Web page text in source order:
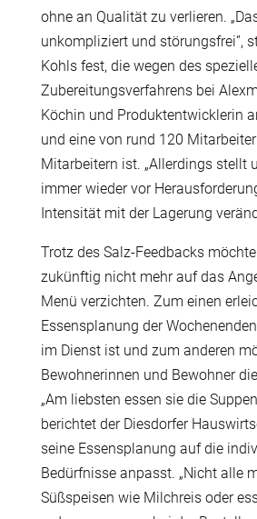
ohne an Qualität zu verlieren.
unkompliziert und störungsfrei”,
Kohls fest, die wegen des
Zubereitungsverfahrens bei
Köchin und Produktentwicklerin
und eine von rund 120
Mitarbeitern ist. „Allerdings stellt
immer wieder vor
Intensität mit der Lagerung
Trotz des Salz-Feedbacks
zukünftig nicht mehr auf das
Menü verzichten. Zum einen
Essensplanung der
im Dienst ist und zum anderen
Bewohnerinnen und Bewohner
„Am liebsten essen sie die
berichtet der Diesdorfer
seine Essensplanung auf die
Bedürfnisse anpasst. „Nicht alle
Süßspeisen wie Milchreis oder